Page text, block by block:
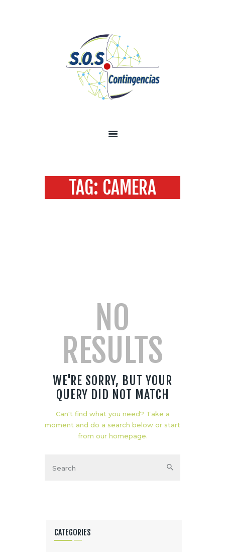
TAG: CAMERA
INICIO
SOBRE NOSOTROS
SERVICIOS
TECNOLOGÍA SEGURIDAD
NO
RESULTS
WE'RE SORRY, BUT YOUR
QUERY DID NOT MATCH
Can't find what you need? Take a
moment and do a search below or start
from our homepage.
CATEGORIES